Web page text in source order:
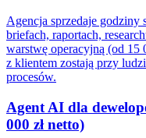
Agencja sprzedaje godziny
briefach, raportach,
warstwę operacyjną (od 15
z klientem zostają przy
procesów.
Agent AI dla
000 zł netto)